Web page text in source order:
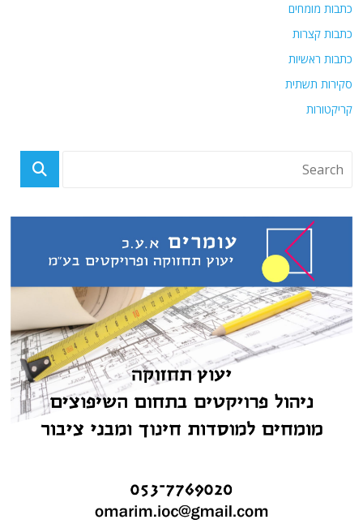
כתבות מומחים
כתבות קצרות
כתבות ראשיות
סקירות תשתית
קריקטורות